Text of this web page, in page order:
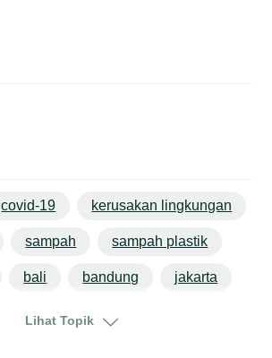
covid-19 kerusakan lingkungan
sampah sampah plastik
bali bandung jakarta
Lihat Topik